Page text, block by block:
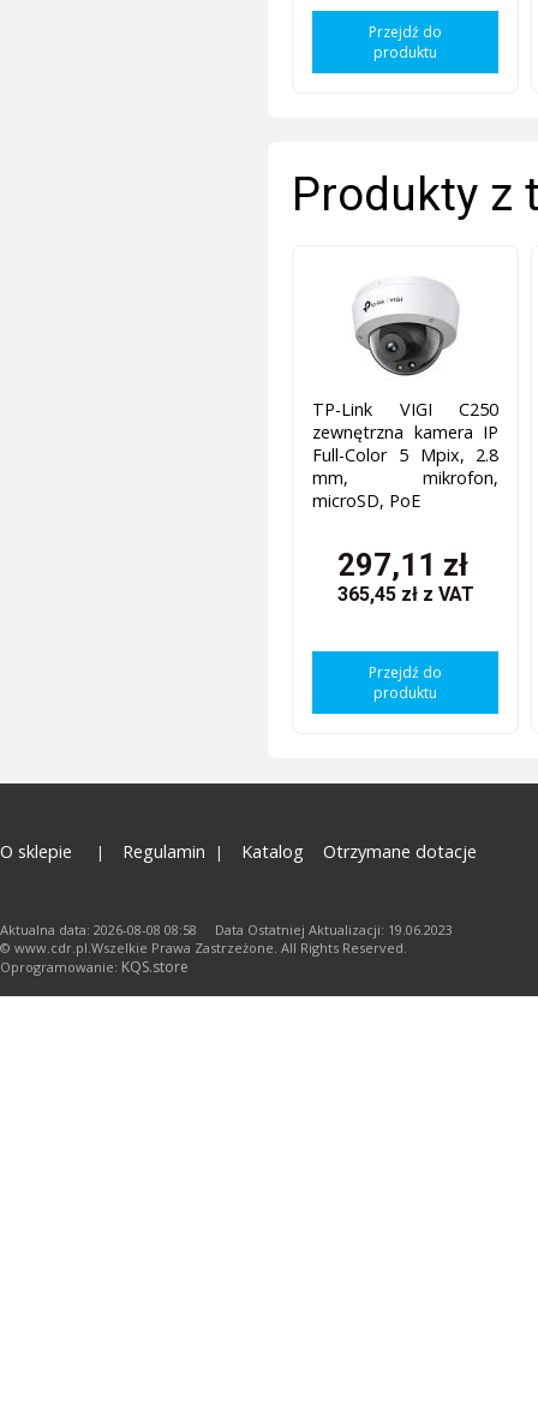
Przejdź do
produktu
Produkty z
TP-Link VIGI C250
zewnętrzna kamera IP
Full-Color 5 Mpix, 2.8
mm, mikrofon,
microSD, PoE
297,11 zł
365,45 zł z VAT
Przejdź do
produktu
O sklepie Regulamin Katalog Otrzymane dotacje
Aktualna data: 2026-08-08 08:58 Data Ostatniej Aktualizacji: 19.06.2023
© www.cdr.pl.Wszelkie Prawa Zastrzeżone. All Rights Reserved.
Oprogramowanie: KQS.store